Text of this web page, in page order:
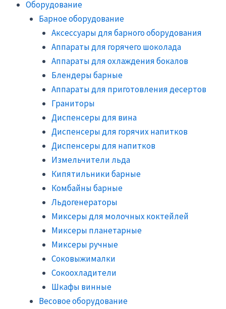
Оборудование
Барное оборудование
Аксессуары для барного оборудования
Аппараты для горячего шоколада
Аппараты для охлаждения бокалов
Блендеры барные
Аппараты для приготовления десертов
Граниторы
Диспенсеры для вина
Диспенсеры для горячих напитков
Диспенсеры для напитков
Измельчители льда
Кипятильники барные
Комбайны барные
Льдогенераторы
Миксеры для молочных коктейлей
Миксеры планетарные
Миксеры ручные
Соковыжималки
Сокоохладители
Шкафы винные
Весовое оборудование